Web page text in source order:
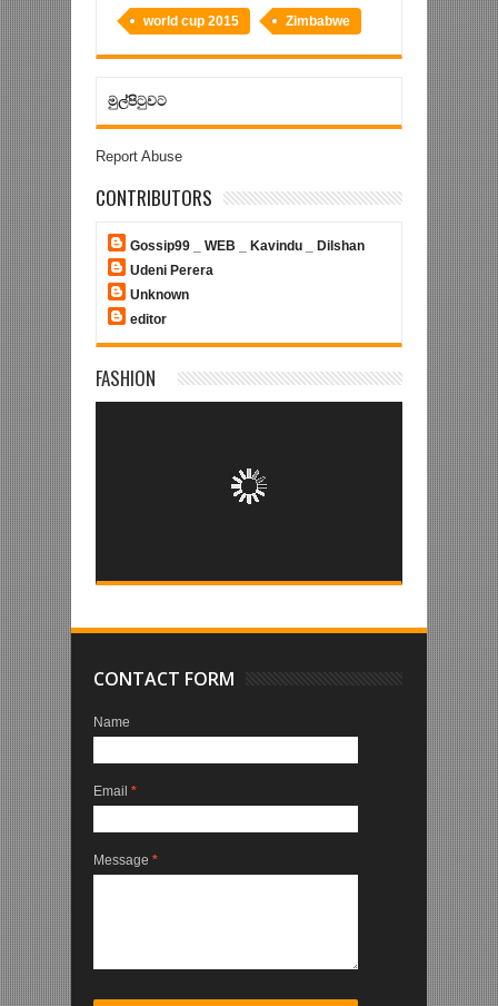
world cup 2015 Zimbabwe
මුල්පිටුවට
Report Abuse
CONTRIBUTORS
Gossip99 _ WEB _ Kavindu _ Dilshan
Udeni Perera
Unknown
editor
FASHION
CONTACT FORM
Name
Email *
Message *